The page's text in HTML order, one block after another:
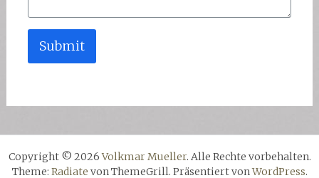
Submit
Copyright © 2026Volkmar Mueller. Alle Rechte vorbehalten.
Theme: Radiate von ThemeGrill. Präsentiert vonWordPress.